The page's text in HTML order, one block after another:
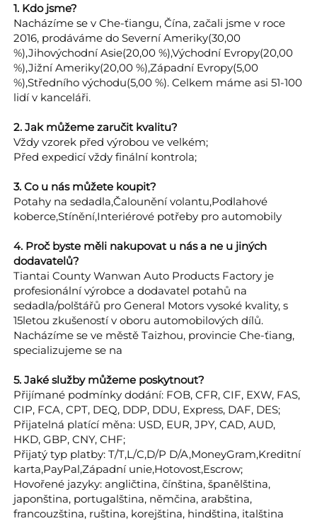
1. Kdo jsme?
Nacházíme se v Che-ťiangu, Čína, začali jsme v roce
2016, prodáváme do Severní Ameriky(30,00
%),Jihovýchodní Asie(20,00 %),Východní Evropy(20,00
%),Jižní Ameriky(20,00 %),Západní Evropy(5,00
%),Středního východu(5,00 %). Celkem máme asi 51-100
lidí v kanceláři.
2. Jak můžeme zaručit kvalitu?
Vždy vzorek před výrobou ve velkém;
Před expedicí vždy finální kontrola;
3. Co u nás můžete koupit?
Potahy na sedadla,Čalounění volantu,Podlahové
koberce,Stínění,Interiérové potřeby pro automobily
4. Proč byste měli nakupovat u nás a ne u jiných
dodavatelů?
Tiantai County Wanwan Auto Products Factory je
profesionální výrobce a dodavatel potahů na
sedadla/polštářů pro General Motors vysoké kvality, s
15letou zkušeností v oboru automobilových dílů.
Nacházíme se ve městě Taizhou, provincie Che-ťiang,
specializujeme se na
5. Jaké služby můžeme poskytnout?
Přijímané podmínky dodání: FOB, CFR, CIF, EXW, FAS,
CIP, FCA, CPT, DEQ, DDP, DDU, Express, DAF, DES;
Přijatelná platící měna: USD, EUR, JPY, CAD, AUD,
HKD, GBP, CNY, CHF;
Přijatý typ platby: T/T,L/C,D/P D/A,MoneyGram,Kreditní
karta,PayPal,Západní unie,Hotovost,Escrow;
Hovořené jazyky: angličtina, čínština, španělština,
japonština, portugalština, němčina, arabština,
francouzština, ruština, korejština, hindština, italština